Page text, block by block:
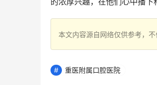
本文内容源自网络仅供参考，
重医附属口腔医院